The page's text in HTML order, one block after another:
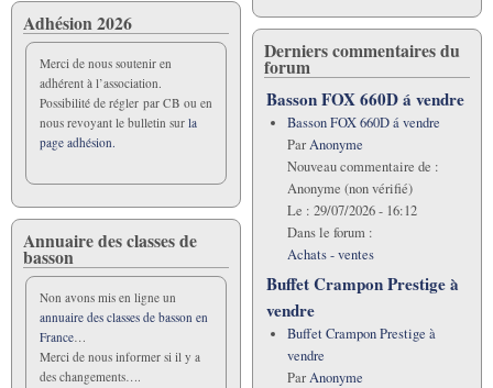
Adhésion 2026
Merci de nous soutenir en
adhérent à l’association.
Possibilité de régler par CB ou en
nous revoyant le bulletin sur la
page adhésion.
Annuaire des classes de
basson
Non avons mis en ligne un
annuaire des classes de basson en
France…
Merci de nous informer si il y a
des changements….
Derniers commentaires du
forum
Basson FOX 660D á vendre
Basson FOX 660D á vendre
ParAnonyme
Nouveau commentaire de :
Anonyme (non vérifié)
Le : 29/07/2026 - 16:12
Dans le forum :
Achats - ventes
Buffet Crampon Prestige à
vendre
Buffet Crampon Prestige à
vendre
ParAnonyme